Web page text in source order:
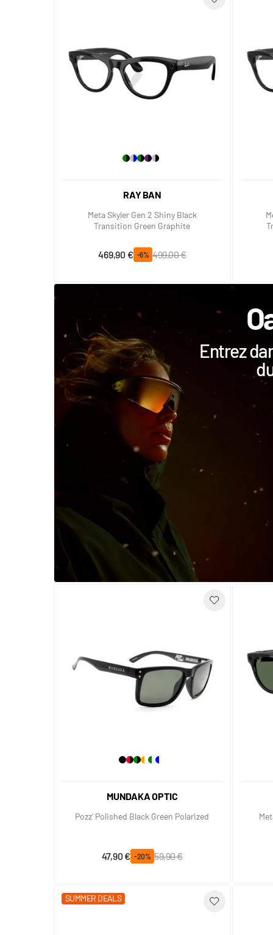
RAY BAN
Meta Skyler Gen 2 Shiny Black
Transition Green Graphite
Prix spécial
469,90 € -6%
Prix normal
499,00 €
Entrez
MUNDAKA OPTIC
Pozz' Polished Black Green Polarized
Prix spécial
47,90 € -20%
Prix normal
59,90 €
SUMMER DEALS